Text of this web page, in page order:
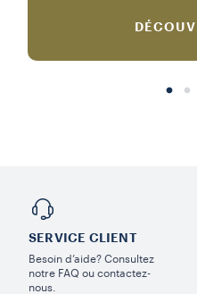
SERVICE CLIENT
Besoin d’aide? Consultez
notre FAQ ou contactez-
nous.